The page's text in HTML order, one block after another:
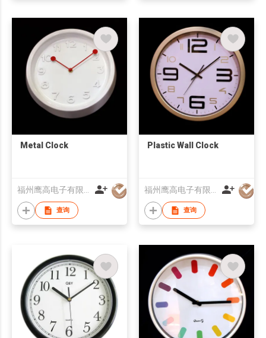
Metal Clock
福州鹰高电子有限公司
查询
Plastic Wall Clock
福州鹰高电子有限公司
查询